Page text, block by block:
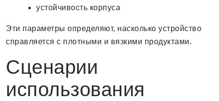
устойчивость корпуса
Эти параметры определяют, насколько устройство
справляется с плотными и вязкими продуктами.
Сценарии
использования